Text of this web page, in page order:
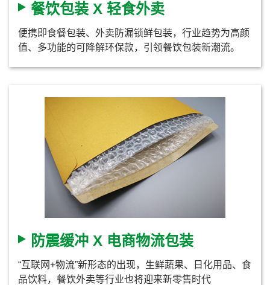
餐饮包装 X 轻食外卖
便携即食餐包装、外卖防漏锁鲜包装，行业趋势为高颜
值、多功能的可降解环保款，引领餐饮包装新潮流。
防震缓冲 X 电商物流包装
“互联网+物流”新形态的出现，生鲜蔬果、日化用品、食
品饮料，餐饮外卖等行业也将迎来新零售时代